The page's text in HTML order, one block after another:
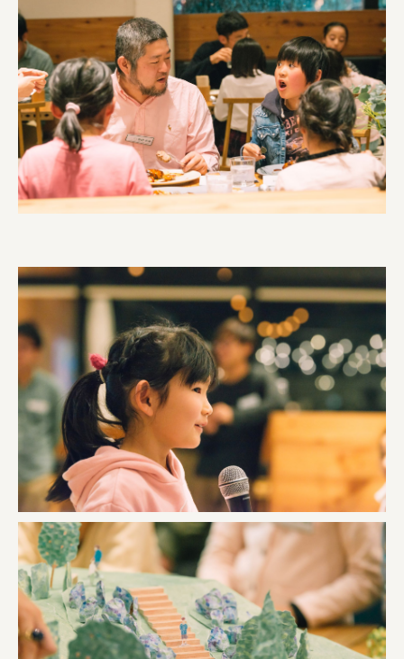
株式会社 未来ガ驚喜研究所
Panasonic
江東区
日鉄興和不動産株式会社
株式会社コスモスイニシア
株式会社亀屋万年堂